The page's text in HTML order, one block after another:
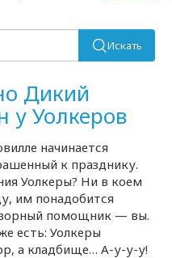
Искать
Дикий
у Уолкеров
начинается
к празднику.
Уолкеры? Ни в коем
им понадобится
помощник — вы.
есть: Уолкеры
а кладбище… А-у-у-у!